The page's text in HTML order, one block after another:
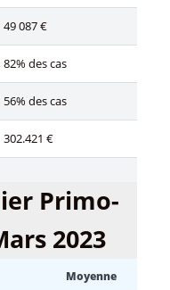
49 087 €
82% des cas
56% des cas
302.421 €
Primo-
2023
Moyenne